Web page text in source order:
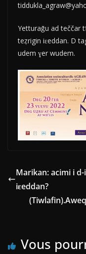
Yetturaǧu ad teččar
teẓrigin iɛeddan. D
udem ɣer wudem.
Marikan: acimi i
iɛeddan?
Vous